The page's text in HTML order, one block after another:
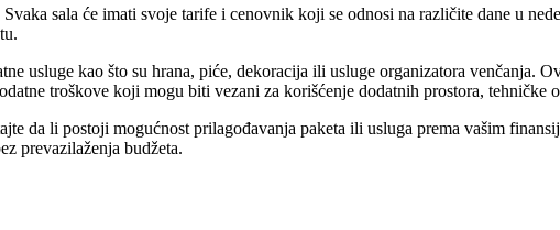
sala će imati svoje tarife i cenovnik koji se odnosi na različite dane u
usluge kao što su hrana, piće, dekoracija ili usluge organizatora venčanja.
troškove koji mogu biti vezani za korišćenje dodatnih prostora, tehničke
da li postoji mogućnost prilagođavanja paketa ili usluga prema vašim
prevazilaženja budžeta.